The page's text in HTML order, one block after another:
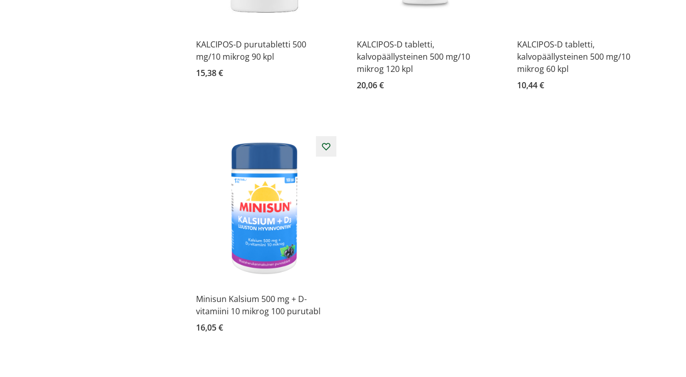
KALCIPOS-D purutabletti 500
mg/10 mikrog 90 kpl
15,38 €
KALCIPOS-D tabletti,
kalvopäällysteinen 500 mg/10
mikrog 120 kpl
20,06 €
KALCIPOS-D tabletti,
kalvopäällysteinen 500 mg/10
mikrog 60 kpl
10,44 €
Minisun Kalsium 500 mg + D-
vitamiini 10 mikrog 100 purutabl
16,05 €